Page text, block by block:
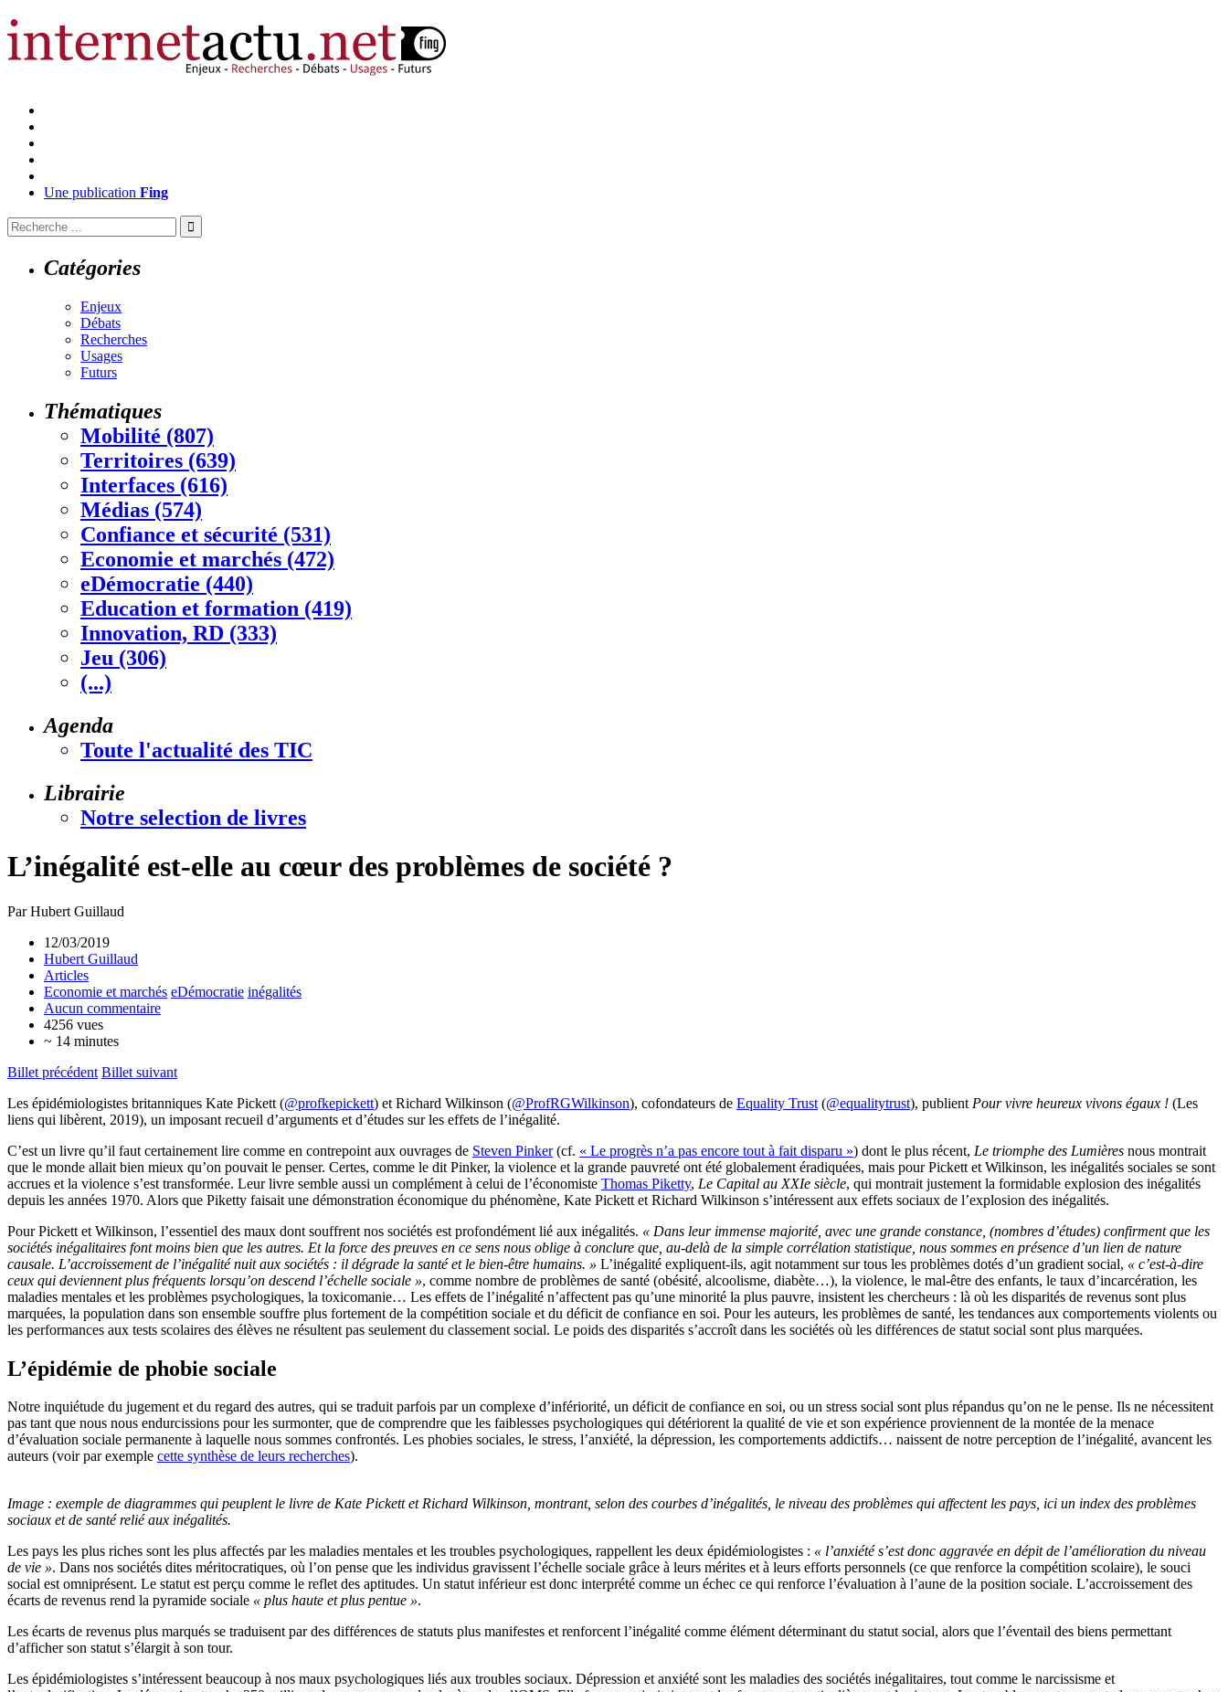
Une publication Fing
Catégories
Enjeux
Débats
Recherches
Usages
Futurs
Thématiques
Mobilité (807)
Territoires (639)
Interfaces (616)
Médias (574)
Confiance et sécurité (531)
Economie et marchés (472)
eDémocratie (440)
Education et formation (419)
Innovation, RD (333)
Jeu (306)
(...)
Agenda
Toute l'actualité des TIC
Librairie
Notre selection de livres
L’inégalité est-elle au cœur des problèmes de société ?
Par Hubert Guillaud
12/03/2019
Hubert Guillaud
Articles
Economie et marchés eDémocratie inégalités
Aucun commentaire
4256 vues
~ 14 minutes
Billet précédent Billet suivant
Les épidémiologistes britanniques Kate Pickett (@profkepickett) et Richard Wilkinson (@ProfRGWilkinson), cofondateurs de Equality Trust (@equalitytrust), publient Pour vivre heureux vivons égaux ! (Les
liens qui libèrent, 2019), un imposant recueil d’arguments et d’études sur les effets de l’inégalité.
C’est un livre qu’il faut certainement lire comme en contrepoint aux ouvrages de Steven Pinker(cf. « Le progrès n’a pas encore tout à fait disparu ») dont le plus récent, Le triomphe des Lumières nous montrait
que le monde allait bien mieux qu’on pouvait le penser. Certes, comme le dit Pinker, la violence et la grande pauvreté ont été globalement éradiquées, mais pour Pickett et Wilkinson, les inégalités sociales se sont
accrues et la violence s’est transformée. Leur livre semble aussi un complément à celui de l’économiste Thomas Piketty, Le Capital au XXIe siècle, qui montrait justement la formidable explosion des inégalités
depuis les années 1970. Alors que Piketty faisait une démonstration économique du phénomène, Kate Pickett et Richard Wilkinson s’intéressent aux effets sociaux de l’explosion des inégalités.
Pour Pickett et Wilkinson, l’essentiel des maux dont souffrent nos sociétés est profondément lié aux inégalités. « Dans leur immense majorité, avec une grande constance, (nombres d’études) confirment que les
sociétés inégalitaires font moins bien que les autres. Et la force des preuves en ce sens nous oblige à conclure que, au-delà de la simple corrélation statistique, nous sommes en présence d’un lien de nature
causale. L’accroissement de l’inégalité nuit aux sociétés : il dégrade la santé et le bien-être humains. » L’inégalité expliquent-ils, agit notamment sur tous les problèmes dotés d’un gradient social, « c’est-à-dire
ceux qui deviennent plus fréquents lorsqu’on descend l’échelle sociale », comme nombre de problèmes de santé (obésité, alcoolisme, diabète…), la violence, le mal-être des enfants, le taux d’incarcération, les
maladies mentales et les problèmes psychologiques, la toxicomanie… Les effets de l’inégalité n’affectent pas qu’une minorité la plus pauvre, insistent les chercheurs : là où les disparités de revenus sont plus
marquées, la population dans son ensemble souffre plus fortement de la compétition sociale et du déficit de confiance en soi. Pour les auteurs, les problèmes de santé, les tendances aux comportements violents ou
les performances aux tests scolaires des élèves ne résultent pas seulement du classement social. Le poids des disparités s’accroît dans les sociétés où les différences de statut social sont plus marquées.
L’épidémie de phobie sociale
Notre inquiétude du jugement et du regard des autres, qui se traduit parfois par un complexe d’infériorité, un déficit de confiance en soi, ou un stress social sont plus répandus qu’on ne le pense. Ils ne nécessitent
pas tant que nous nous endurcissions pour les surmonter, que de comprendre que les faiblesses psychologiques qui détériorent la qualité de vie et son expérience proviennent de la montée de la menace
d’évaluation sociale permanente à laquelle nous sommes confrontés. Les phobies sociales, le stress, l’anxiété, la dépression, les comportements addictifs… naissent de notre perception de l’inégalité, avancent les
auteurs (voir par exemple cette synthèse de leurs recherches).
Image : exemple de diagrammes qui peuplent le livre de Kate Pickett et Richard Wilkinson, montrant, selon des courbes d’inégalités, le niveau des problèmes qui affectent les pays, ici un index des problèmes
sociaux et de santé relié aux inégalités.
Les pays les plus riches sont les plus affectés par les maladies mentales et les troubles psychologiques, rappellent les deux épidémiologistes : « l’anxiété s’est donc aggravée en dépit de l’amélioration du niveau
de vie ». Dans nos sociétés dites méritocratiques, où l’on pense que les individus gravissent l’échelle sociale grâce à leurs mérites et à leurs efforts personnels (ce que renforce la compétition scolaire), le souci
social est omniprésent. Le statut est perçu comme le reflet des aptitudes. Un statut inférieur est donc interprété comme un échec ce qui renforce l’évaluation à l’aune de la position sociale. L’accroissement des
écarts de revenus rend la pyramide sociale « plus haute et plus pentue ».
Les écarts de revenus plus marqués se traduisent par des différences de statuts plus manifestes et renforcent l’inégalité comme élément déterminant du statut social, alors que l’éventail des biens permettant
d’afficher son statut s’élargit à son tour.
Les épidémiologistes s’intéressent beaucoup à nos maux psychologiques liés aux troubles sociaux. Dépression et anxiété sont les maladies des sociétés inégalitaires, tout comme le narcissisme et